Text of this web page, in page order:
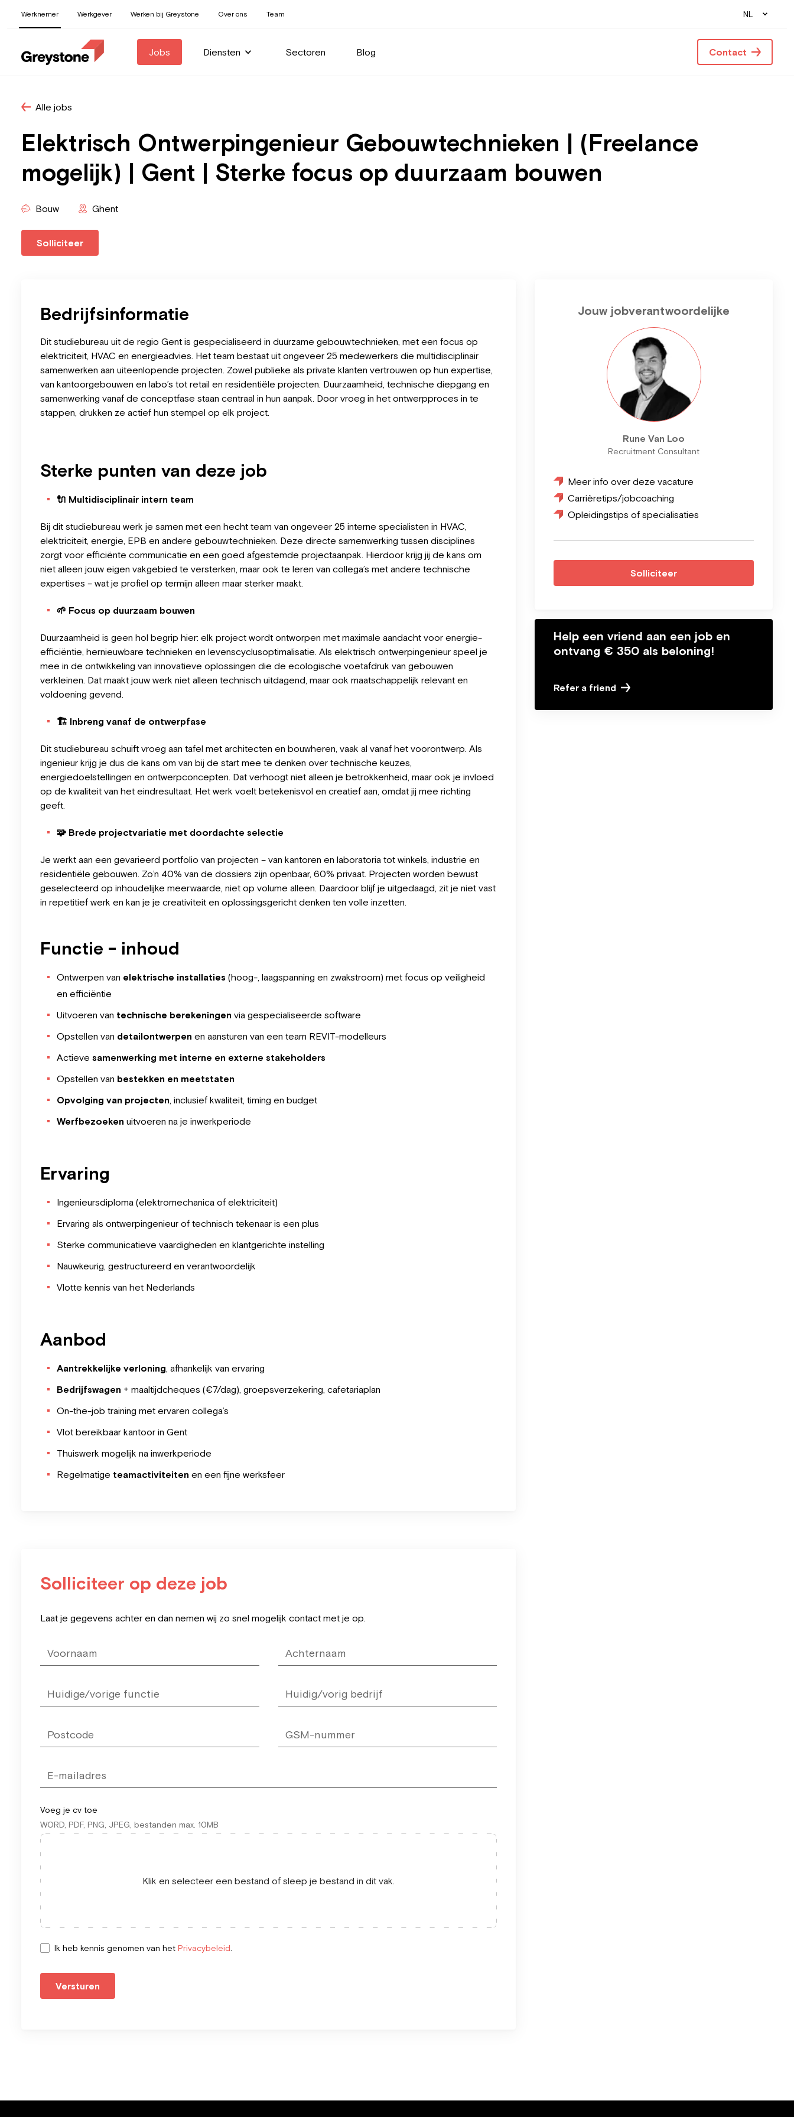
Werknemer Werkgever Werken bij Greystone Over ons Team NL
Jobs Diensten Sectoren Blog Contact
Alle jobs
Elektrisch Ontwerpingenieur Gebouwtechnieken | (Freelance
mogelijk) | Gent | Sterke focus op duurzaam bouwen
Bouw Ghent
Solliciteer
Bedrijfsinformatie
Dit studiebureau uit de regio Gent is gespecialiseerd in duurzame gebouwtechnieken, met een focus op
elektriciteit, HVAC en energieadvies. Het team bestaat uit ongeveer 25 medewerkers die multidisciplinair
samenwerken aan uiteenlopende projecten. Zowel publieke als private klanten vertrouwen op hun expertise,
van kantoorgebouwen en labo’s tot retail en residentiële projecten. Duurzaamheid, technische diepgang en
samenwerking vanaf de conceptfase staan centraal in hun aanpak. Door vroeg in het ontwerpproces in te
stappen, drukken ze actief hun stempel op elk project.
Sterke punten van deze job
🔌 Multidisciplinair intern team
Bij dit studiebureau werk je samen met een hecht team van ongeveer 25 interne specialisten in HVAC,
elektriciteit, energie, EPB en andere gebouwtechnieken. Deze directe samenwerking tussen disciplines
zorgt voor efficiënte communicatie en een goed afgestemde projectaanpak. Hierdoor krijg jij de kans om
niet alleen jouw eigen vakgebied te versterken, maar ook te leren van collega’s met andere technische
expertises – wat je profiel op termijn alleen maar sterker maakt.
🌱 Focus op duurzaam bouwen
Duurzaamheid is geen hol begrip hier: elk project wordt ontworpen met maximale aandacht voor energie-
efficiëntie, hernieuwbare technieken en levenscyclusoptimalisatie. Als elektrisch ontwerpingenieur speel je
mee in de ontwikkeling van innovatieve oplossingen die de ecologische voetafdruk van gebouwen
verkleinen. Dat maakt jouw werk niet alleen technisch uitdagend, maar ook maatschappelijk relevant en
voldoening gevend.
🏗️ Inbreng vanaf de ontwerpfase
Dit studiebureau schuift vroeg aan tafel met architecten en bouwheren, vaak al vanaf het voorontwerp. Als
ingenieur krijg je dus de kans om van bij de start mee te denken over technische keuzes,
energiedoelstellingen en ontwerpconcepten. Dat verhoogt niet alleen je betrokkenheid, maar ook je invloed
op de kwaliteit van het eindresultaat. Het werk voelt betekenisvol en creatief aan, omdat jij mee richting
geeft.
🧩 Brede projectvariatie met doordachte selectie
Je werkt aan een gevarieerd portfolio van projecten – van kantoren en laboratoria tot winkels, industrie en
residentiële gebouwen. Zo’n 40% van de dossiers zijn openbaar, 60% privaat. Projecten worden bewust
geselecteerd op inhoudelijke meerwaarde, niet op volume alleen. Daardoor blijf je uitgedaagd, zit je niet vast
in repetitief werk en kan je je creativiteit en oplossingsgericht denken ten volle inzetten.
Functie - inhoud
Ontwerpen van elektrische installaties (hoog-, laagspanning en zwakstroom) met focus op veiligheid
en efficiëntie
Uitvoeren van technische berekeningen via gespecialiseerde software
Opstellen van detailontwerpen en aansturen van een team REVIT-modelleurs
Actieve samenwerking met interne en externe stakeholders
Opstellen van bestekken en meetstaten
Opvolging van projecten, inclusief kwaliteit, timing en budget
Werfbezoeken uitvoeren na je inwerkperiode
Ervaring
Ingenieursdiploma (elektromechanica of elektriciteit)
Ervaring als ontwerpingenieur of technisch tekenaar is een plus
Sterke communicatieve vaardigheden en klantgerichte instelling
Nauwkeurig, gestructureerd en verantwoordelijk
Vlotte kennis van het Nederlands
Aanbod
Aantrekkelijke verloning, afhankelijk van ervaring
Bedrijfswagen + maaltijdcheques (€7/dag), groepsverzekering, cafetariaplan
On-the-job training met ervaren collega’s
Vlot bereikbaar kantoor in Gent
Thuiswerk mogelijk na inwerkperiode
Regelmatige teamactiviteiten en een fijne werksfeer
Solliciteer op deze job
blank
Laat je gegevens achter en dan nemen wij zo snel mogelijk contact met je op.
Voeg je cv toe
WORD, PDF, PNG, JPEG, bestanden max. 10MB
Klik en selecteer een bestand of sleep je bestand in dit vak.
Ik heb kennis genomen van het Privacybeleid
Versturen
Jouw jobverantwoordelijke
Rune Van Loo
Recruitment Consultant
Meer info over deze vacature
Carrièretips/jobcoaching
Opleidingstips of specialisaties
Solliciteer
Help een vriend aan een job en
ontvang € 350 als beloning!
Refer a friend